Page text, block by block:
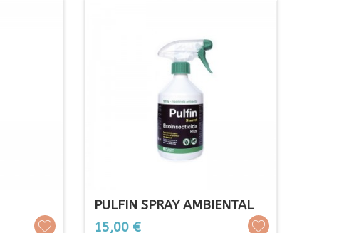
PULFIN SPRAY AMBIENTAL
Prezo
15,00 €